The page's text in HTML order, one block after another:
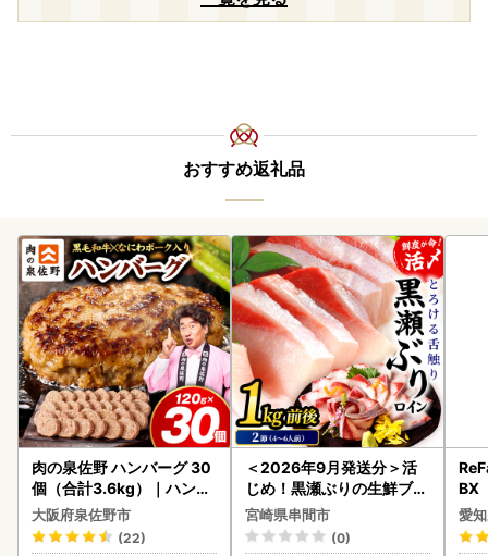
おすすめ返礼品
肉の泉佐野 ハンバーグ 30
個（合計3.6kg）｜ハンバ
ーグ 訳あり 黒毛和牛×なに
わポーク
大阪府泉佐野市
(22)
＜2026年9月発送分＞活
じめ！黒瀬ぶりの生鮮ブリ
ロイン2節（1.0kg前後）_
K001-012-2609
宮崎県串間市
(0)
BX
ー
ファ
愛